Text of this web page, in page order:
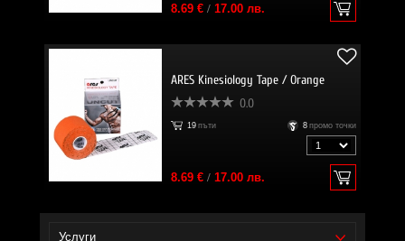
8.69 €/ 17.00 лв.
ARES Kinesiology Tape / Orange
0.0
19 пъти 8 промо точки
8.69 €/ 17.00 лв.
Услуги